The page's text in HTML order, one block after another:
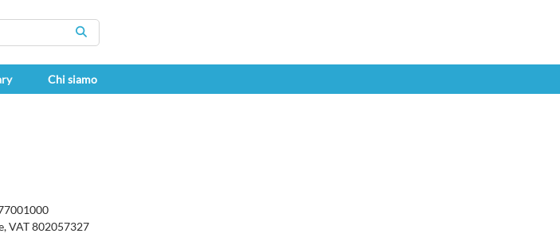
SEARCH
Chi siamo
VAT 802057327